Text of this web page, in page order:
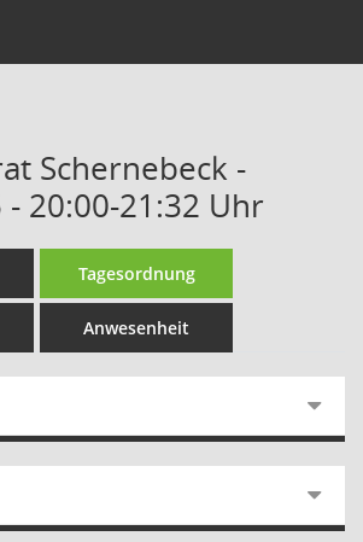
Schernebeck -
- 20:00-21:32 Uhr
Tagesordnung
Anwesenheit